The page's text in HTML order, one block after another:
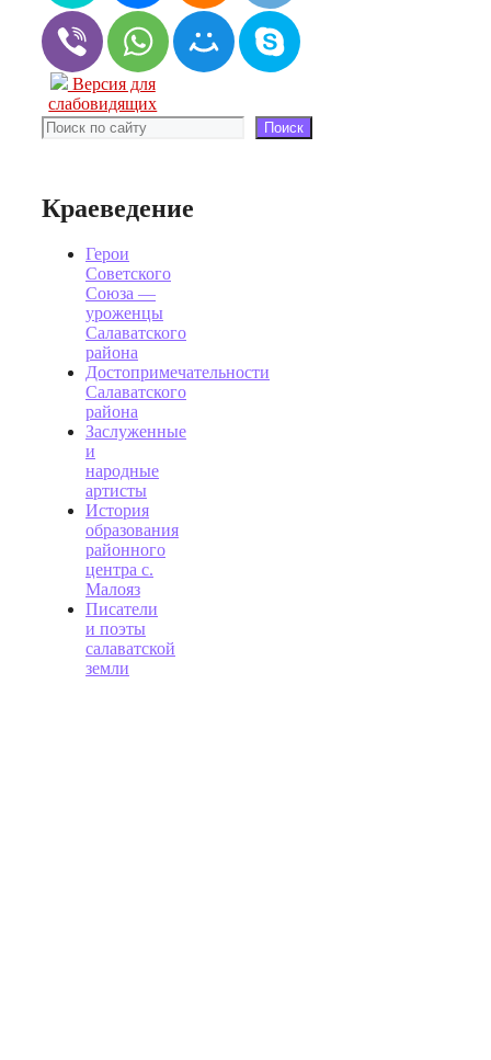
Версия для
слабовидящих
Поиск
Поиск
Краеведение
Герои
Советского
Союза —
уроженцы
Салаватского
района
Достопримечательности
Салаватского
района
Заслуженные
и
народные
артисты
История
образования
районного
центра с.
Малояз
Писатели
и поэты
салаватской
земли